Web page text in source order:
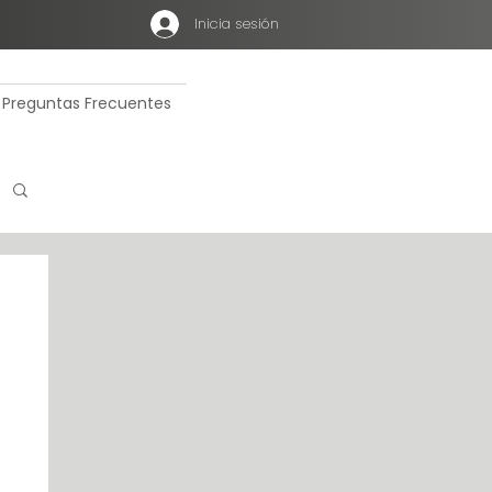
Inicia sesión
Preguntas Frecuentes